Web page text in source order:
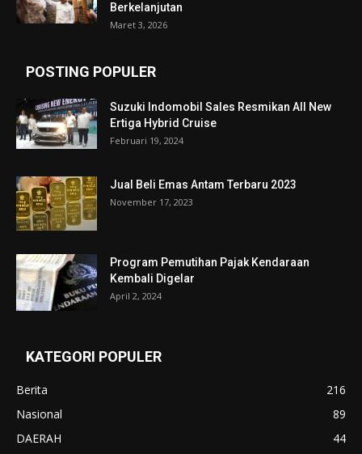
Berkelanjutan
Maret 3, 2026
POSTING POPULER
Suzuki Indomobil Sales Resmikan All New
Ertiga Hybrid Cruise
Februari 19, 2024
Jual Beli Emas Antam Terbaru 2023
November 17, 2023
Program Pemutihan Pajak Kendaraan
Kembali Digelar
April 2, 2024
KATEGORI POPULER
Berita
216
Nasional
89
DAERAH
44